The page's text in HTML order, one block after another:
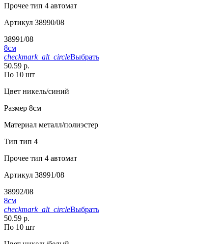
Прочее тип 4 автомат
Артикул 38990/08
38991/08
8см
checkmark_alt_circleВыбрать
50.59 р.
По 10 шт
Цвет никель/синий
Размер 8см
Материал металл/полиэстер
Тип тип 4
Прочее тип 4 автомат
Артикул 38991/08
38992/08
8см
checkmark_alt_circleВыбрать
50.59 р.
По 10 шт